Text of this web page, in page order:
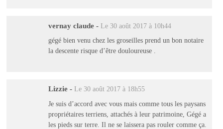
vernay claude - Le 30 août 2017 à 10h44
gégé bien venu chez les groseilles prend un bon notaire
la descente risque d’être douloureuse .
Lizzie - Le 30 août 2017 à 18h55
Je suis d’accord avec vous mais comme tous les paysans
propriétaires terriens, attachés à leur patrimoine, Gégé a
les pieds sur terre. Il ne se laissera pas rouler comme ça.